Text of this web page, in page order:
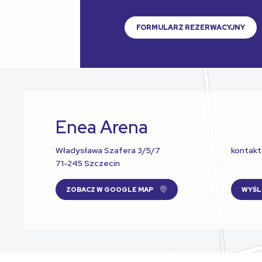
FORMULARZ REZERWACYJNY
Enea Arena
Władysława Szafera 3/5/7
71-245 Szczecin
ZOBACZ W GOOGLE MAP